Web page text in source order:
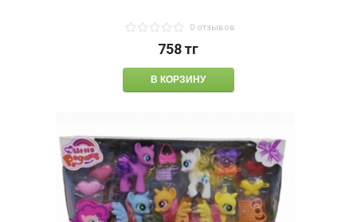
0 отзывов
758тг